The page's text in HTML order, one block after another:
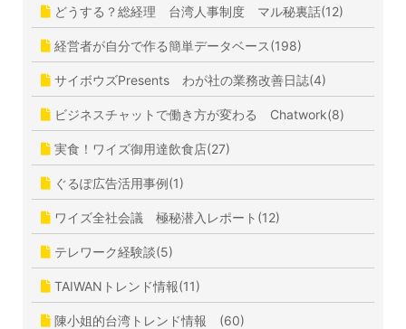
どうする？総経理 台湾人事制度 マル秘裏話(12)
経営者が自分で作る簡単データベース(198)
サイボウズPresents わが社の業務改善日誌(4)
ビジネスチャットで働き方が変わる Chatwork(8)
実食！ワイズ御用達飲食店(27)
ぐるぽ広告活用事例(1)
ワイズ全社会議 極秘潜入レポート(12)
テレワーク経験談(5)
TAIWANトレンド情報(11)
陳小姐的台湾トレンド情報 (60)